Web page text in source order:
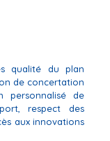
qualité du plan
de concertation
personnalisé de
respect des
aux innovations